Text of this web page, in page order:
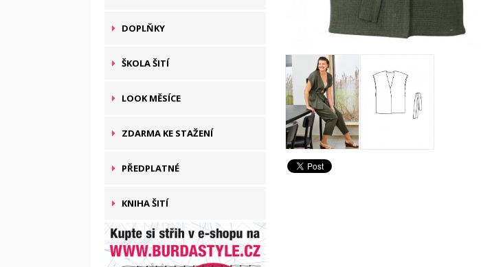
DOPLŇKY
ŠKOLA ŠITÍ
LOOK MĚSÍCE
ZDARMA KE STAŽENÍ
PŘEDPLATNÉ
KNIHA ŠITÍ